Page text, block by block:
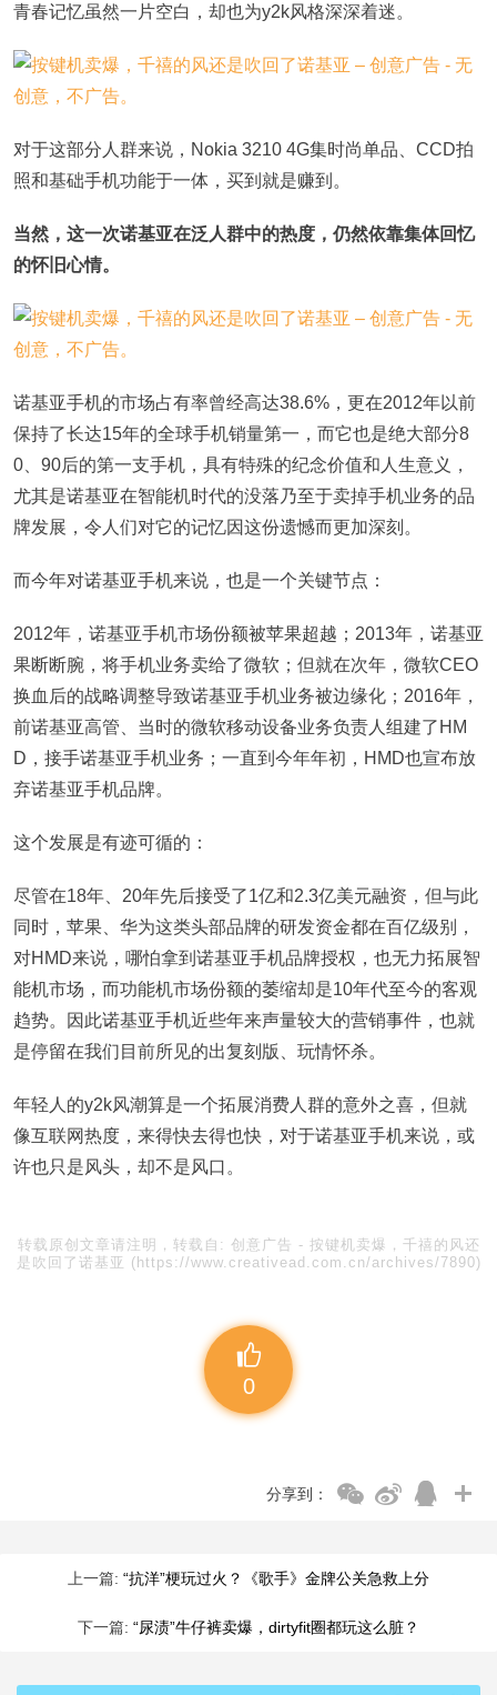
青春记忆虽然一片空白，却也为y2k风格深深着迷。
对于这部分人群来说，Nokia 3210 4G集时尚单品、CCD拍
照和基础手机功能于一体，买到就是赚到。
当然，这一次诺基亚在泛人群中的热度，仍然依靠集体回忆
的怀旧心情。
诺基亚手机的市场占有率曾经高达38.6%，更在2012年以前
保持了长达15年的全球手机销量第一，而它也是绝大部分8
0、90后的第一支手机，具有特殊的纪念价值和人生意义，
尤其是诺基亚在智能机时代的没落乃至于卖掉手机业务的品
牌发展，令人们对它的记忆因这份遗憾而更加深刻。
而今年对诺基亚手机来说，也是一个关键节点：
2012年，诺基亚手机市场份额被苹果超越；2013年，诺基亚
果断断腕，将手机业务卖给了微软；但就在次年，微软CEO
换血后的战略调整导致诺基亚手机业务被边缘化；2016年，
前诺基亚高管、当时的微软移动设备业务负责人组建了HM
D，接手诺基亚手机业务；一直到今年年初，HMD也宣布放
弃诺基亚手机品牌。
这个发展是有迹可循的：
尽管在18年、20年先后接受了1亿和2.3亿美元融资，但与此
同时，苹果、华为这类头部品牌的研发资金都在百亿级别，
对HMD来说，哪怕拿到诺基亚手机品牌授权，也无力拓展智
能机市场，而功能机市场份额的萎缩却是10年代至今的客观
趋势。因此诺基亚手机近些年来声量较大的营销事件，也就
是停留在我们目前所见的出复刻版、玩情怀杀。
年轻人的y2k风潮算是一个拓展消费人群的意外之喜，但就
像互联网热度，来得快去得也快，对于诺基亚手机来说，或
许也只是风头，却不是风口。
转载原创文章请注明，转载自: 创意广告 - 按键机卖爆，千禧的风还
是吹回了诺基亚 (https://www.creativead.com.cn/archives/7890)
0
分享到：
上一篇: “抗洋”梗玩过火？《歌手》金牌公关急救上分
下一篇: “尿渍”牛仔裤卖爆，dirtyfit圈都玩这么脏？